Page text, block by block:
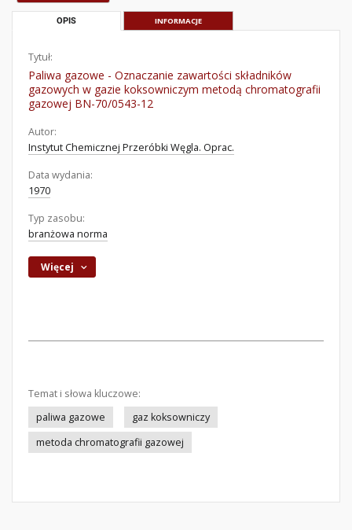
OPIS INFORMACJE
Tytuł:
Paliwa gazowe - Oznaczanie zawartości składników
gazowych w gazie koksowniczym metodą chromatografii
gazowej BN-70/0543-12
Autor:
Instytut Chemicznej Przeróbki Węgla. Oprac.
Data wydania:
1970
Typ zasobu:
branżowa norma
Więcej
Temat i słowa kluczowe:
paliwa gazowe
gaz koksowniczy
metoda chromatografii gazowej